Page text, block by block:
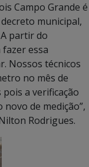
Campo Grande é
municipal,
partir do
essa
Nossos técnicos
no mês de
a verificação
de medição”,
Rodrigues.